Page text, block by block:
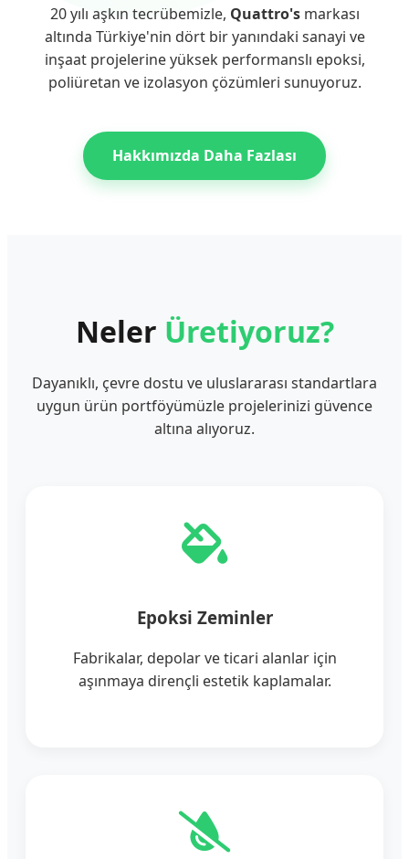
20 yılı aşkın tecrübemizle, Quattro'smarkası
altında Türkiye'nin dört bir yanındaki sanayi ve
inşaat projelerine yüksek performanslı epoksi,
poliüretan ve izolasyon çözümleri sunuyoruz.
Hakkımızda Daha Fazlası
Neler Üretiyoruz?
Dayanıklı, çevre dostu ve uluslararası standartlara
uygun ürün portföyümüzle projelerinizi güvence
altına alıyoruz.
Epoksi Zeminler
Fabrikalar, depolar ve ticari alanlar için
aşınmaya dirençli estetik kaplamalar.